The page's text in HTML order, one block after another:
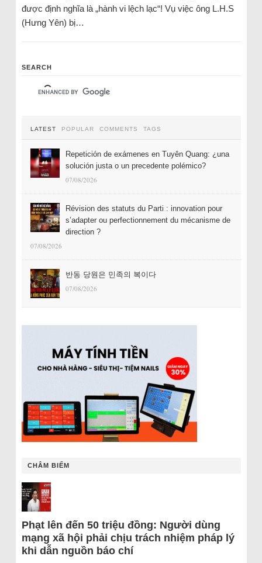
được định nghĩa là „hành vi lệch lạc“! Vụ việc ông L.H.S
(Hưng Yên) bị…
SEARCH
LATEST POPULAR COMMENTS TAGS
Repetición de exámenes en Tuyên Quang: ¿una
solución justa o un precedente polémico?
07/08/2026
Révision des statuts du Parti : innovation pour
s’adapter ou perfectionnement du mécanisme de
direction ?
07/08/2026
반동 당원은 민족의 복이다
07/08/2026
CHÂM BIẾM
Phạt lên đến 50 triệu đồng: Người dùng
mạng xã hội phải chịu trách nhiệm pháp lý
khi dẫn nguồn báo chí